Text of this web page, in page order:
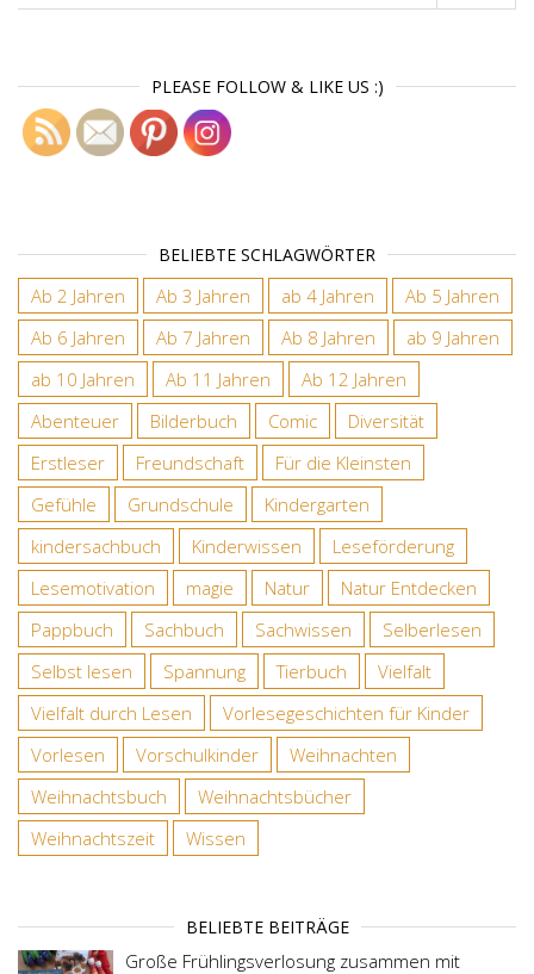
PLEASE FOLLOW & LIKE US :)
BELIEBTE SCHLAGWÖRTER
Ab 2 Jahren Ab 3 Jahren ab 4 Jahren
Ab 5 Jahren
Ab 6 Jahren
Ab 7 Jahren Ab 8 Jahren
ab 9 Jahren
ab 10 Jahren
Ab 11 Jahren
Ab 12 Jahren
Abenteuer
Bilderbuch Comic
Diversität
Erstleser
Freundschaft
Für die Kleinsten
Gefühle
Grundschule
Kindergarten
kindersachbuch
Kinderwissen
Leseförderung
Lesemotivation
magie Natur
Natur Entdecken
Pappbuch
Sachbuch Sachwissen
Selberlesen
Selbst lesen
Spannung Tierbuch
Vielfalt
Vielfalt durch Lesen
Vorlesegeschichten für Kinder
Vorlesen
Vorschulkinder
Weihnachten
Weihnachtsbuch
Weihnachtsbücher
Weihnachtszeit
Wissen
BELIEBTE BEITRÄGE
Große Frühlingsverlosung zusammen mit